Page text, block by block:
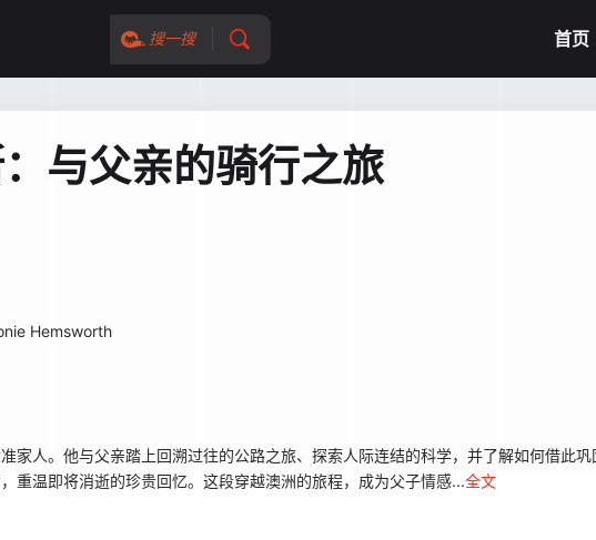
搜一搜 首页
与父亲的骑行之旅
Hemsworth
家人。他与父亲踏上回溯过往的公路之旅、探索人际连结的科学，并了解如何借此
重温即将消逝的珍贵回忆。这段穿越澳洲的旅程，成为父子情感...全文